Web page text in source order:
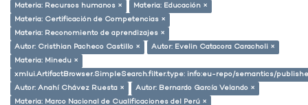
Materia: Recursos humanos ×
Materia: Educación ×
Materia: Certificación de Competencias ×
Materia: Reconomiento de aprendizajes ×
Autor: Cristhian Pacheco Castillo ×
Autor: Evelin Catacora Caracholi ×
Materia: Minedu ×
xmlui.ArtifactBrowser.SimpleSearch.filter.type: info:eu-repo/semantics/
Autor: Anahí Chávez Ruesta ×
Autor: Bernardo García Velando ×
Materia: Marco Nacional de Cualificaciones del Perú ×